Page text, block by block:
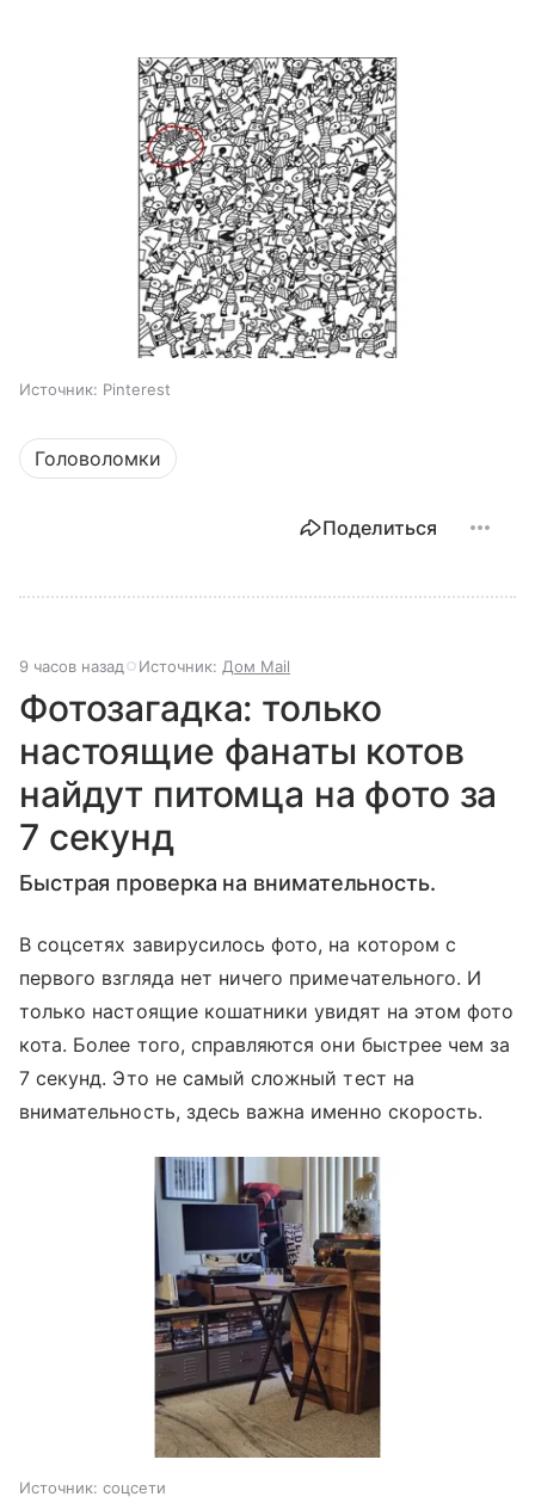
Источник: Pinterest
Головоломки
Поделиться
9 часов назад Источник: Дом Mail
Фотозагадка: только
настоящие фанаты котов
найдут питомца на фото за
7 секунд
Быстрая проверка на внимательность.
В соцсетях завирусилось фото, на котором с
первого взгляда нет ничего примечательного. И
только настоящие кошатники увидят на этом фото
кота. Более того, справляются они быстрее чем за
7 секунд. Это не самый сложный тест на
внимательность, здесь важна именно скорость.
Источник: соцсети